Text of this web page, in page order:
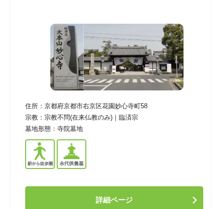
住所： 京都府京都市右京区花園妙心寺町58
宗教： 宗教不問(在来仏教のみ)｜臨済宗
墓地形態： 寺院墓地
詳細ページ